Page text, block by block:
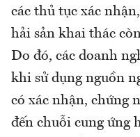
các thủ tục xác
hải sản khai thác
Do đó, các doanh
khi sử dụng nguồn
có xác nhận, chứng
đến chuỗi cung ứng